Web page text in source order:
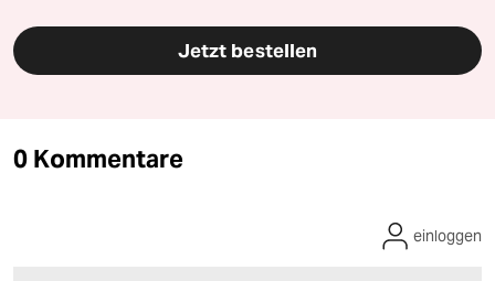
Jetzt bestellen
0 Kommentare
einloggen